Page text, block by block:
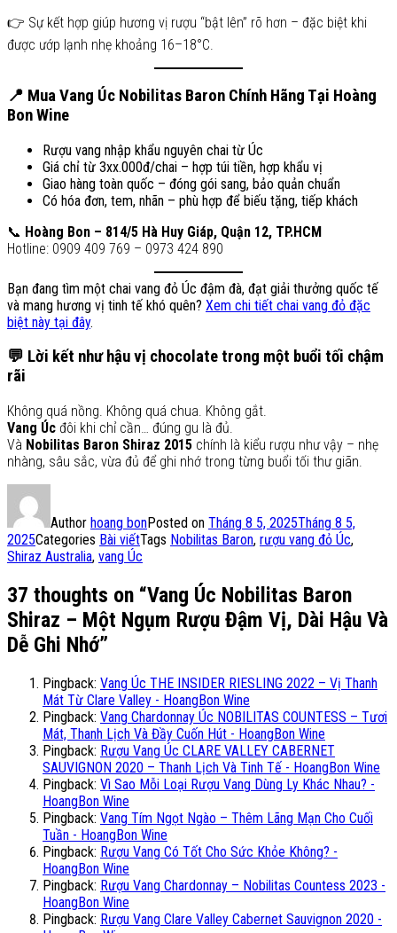
👉 Sự kết hợp giúp hương vị rượu “bật lên” rõ hơn – đặc biệt khi
được ướp lạnh nhẹ khoảng 16–18°C.
📍 Mua Vang Úc Nobilitas Baron Chính Hãng Tại Hoàng
Bon Wine
Rượu vang nhập khẩu nguyên chai từ Úc
Giá chỉ từ 3xx.000đ/chai – hợp túi tiền, hợp khẩu vị
Giao hàng toàn quốc – đóng gói sang, bảo quản chuẩn
Có hóa đơn, tem, nhãn – phù hợp để biếu tặng, tiếp khách
📞 Hoàng Bon – 814/5 Hà Huy Giáp, Quận 12, TP.HCM
Hotline: 0909 409 769 – 0973 424 890
Bạn đang tìm một chai vang đỏ Úc đậm đà, đạt giải thưởng quốc tế
và mang hương vị tinh tế khó quên? Xem chi tiết chai vang đỏ đặc
biệt này tại đây.
💬 Lời kết như hậu vị chocolate trong một buổi tối chậm
rãi
Không quá nồng. Không quá chua. Không gắt.
Vang Úc đôi khi chỉ cần… đúng gu là đủ.
Và Nobilitas Baron Shiraz 2015 chính là kiểu rượu như vậy – nhẹ
nhàng, sâu sắc, vừa đủ để ghi nhớ trong từng buổi tối thư giãn.
Author hoang bonPosted on Tháng 8 5, 2025Tháng 8 5,
2025Categories Bài viếtTags Nobilitas Baron, rượu vang đỏ Úc,
Shiraz Australia, vang Úc
37 thoughts on “Vang Úc Nobilitas Baron
Shiraz – Một Ngụm Rượu Đậm Vị, Dài Hậu Và
Dễ Ghi Nhớ”
Pingback: Vang Úc THE INSIDER RIESLING 2022 – Vị Thanh
Mát Từ Clare Valley - HoangBon Wine
Pingback: Vang Chardonnay Úc NOBILITAS COUNTESS – Tươi
Mát, Thanh Lịch Và Đầy Cuốn Hút - HoangBon Wine
Pingback: Rượu Vang Úc CLARE VALLEY CABERNET
SAUVIGNON 2020 – Thanh Lịch Và Tinh Tế - HoangBon Wine
Pingback: Vì Sao Mỗi Loại Rượu Vang Dùng Ly Khác Nhau? -
HoangBon Wine
Pingback: Vang Tím Ngọt Ngào – Thêm Lãng Mạn Cho Cuối
Tuần - HoangBon Wine
Pingback: Rượu Vang Có Tốt Cho Sức Khỏe Không? -
HoangBon Wine
Pingback: Rượu Vang Chardonnay – Nobilitas Countess 2023 -
HoangBon Wine
Pingback: Rượu Vang Clare Valley Cabernet Sauvignon 2020 -